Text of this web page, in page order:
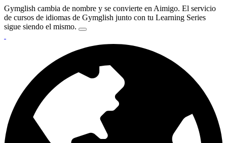
Gymglish cambia de nombre y se convierte en Aimigo. El servicio
de cursos de idiomas de Gymglish junto con tu Learning Series
sigue siendo el mismo.